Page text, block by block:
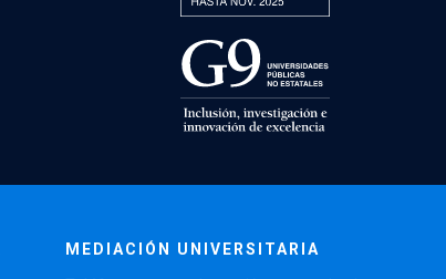
MEDIACIÓN UNIVERSITARIA